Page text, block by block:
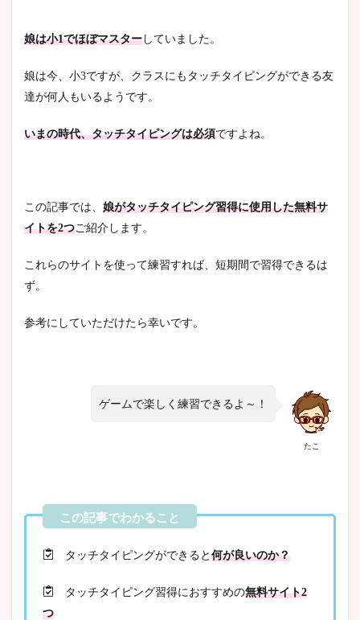
娘は小1でほぼマスター していました。
娘は今、小3ですが、クラスにもタッチタイピングができる友
達が何人もいるようです。
いまの時代、タッチタイピングは必須ですよね。
この記事では、 娘がタッチタイピング習得に使用した無料サ
イトを2つご紹介します。
これらのサイトを使って練習すれば、短期間で習得できるは
ず。
参考にしていただけたら幸いです。
たこ
ゲームで楽しく練習できるよ～！
タッチタイピングができると 何が良いのか？
タッチタイピング習得におすすめの無料サイト2
つ